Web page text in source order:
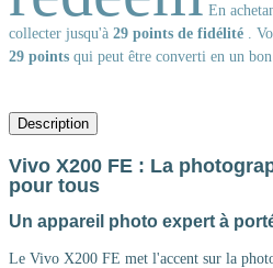
En
collecter jusqu'à 29 points de fidélité .
29 points qui peut être converti en un
Description
Vivo X200 FE : La
pour tous
Un appareil photo expert à
Le Vivo X200 FE met l'accent sur la